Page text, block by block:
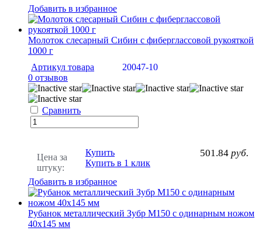
Добавить в избранное
Молоток слесарный Сибин с фиберглассовой рукояткой
1000 г
Артикул товара
20047-10
0 отзывов
Сравнить
Цена за
штуку:
501.84 руб.
Купить
Купить в 1 клик
Добавить в избранное
Рубанок металлический Зубр М150 с одинарным ножом
40х145 мм